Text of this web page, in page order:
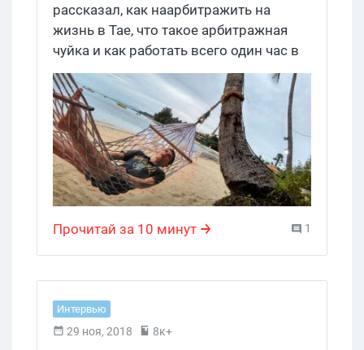
рассказал, как наарбитражить на
жизнь в Тае, что такое арбитражная
чуйка и как работать всего один час в
день. Поехали!
Прочитай за 10 минут 1
Интервью
29 ноя, 2018 8к+